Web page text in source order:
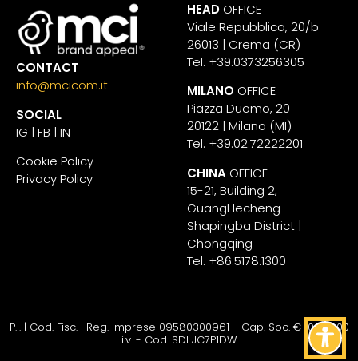
CONTACT
info@mcicom.it
SOCIAL
IG | FB | IN
Cookie Policy
Privacy Policy
HEAD OFFICE
Viale Repubblica, 20/b
26013 | Crema (CR)
Tel. +39.0373256305
MILANO OFFICE
Piazza Duomo, 20
20122 | Milano (MI)
Tel. +39.02.72222201
CHINA OFFICE
15-21, Building 2,
GuangHecheng
Shapingba District |
Chongqing
Tel. +86.5178.1300
P.I. | Cod. Fisc. | Reg. Imprese 09580300961 - Cap. Soc. € 10.200,00
i.v. - Cod. SDI JC7P1DWTorna su